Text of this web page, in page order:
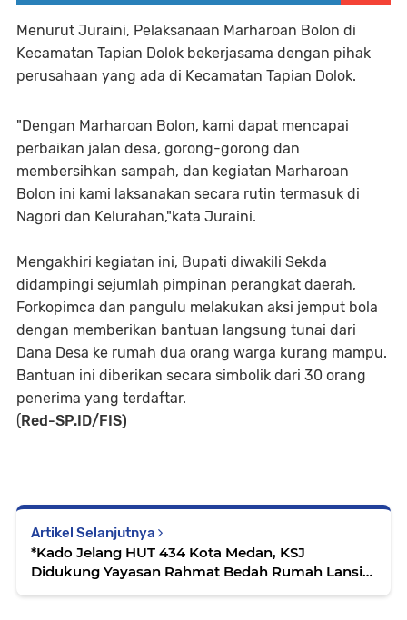
Menurut Juraini, Pelaksanaan Marharoan Bolon di
Kecamatan Tapian Dolok bekerjasama dengan pihak
perusahaan yang ada di Kecamatan Tapian Dolok.
"Dengan Marharoan Bolon, kami dapat mencapai
perbaikan jalan desa, gorong-gorong dan
membersihkan sampah, dan kegiatan Marharoan
Bolon ini kami laksanakan secara rutin termasuk di
Nagori dan Kelurahan,"kata Juraini.
Mengakhiri kegiatan ini, Bupati diwakili Sekda
didampingi sejumlah pimpinan perangkat daerah,
Forkopimca dan pangulu melakukan aksi jemput bola
dengan memberikan bantuan langsung tunai dari
Dana Desa ke rumah dua orang warga kurang mampu.
Bantuan ini diberikan secara simbolik dari 30 orang
penerima yang terdaftar.
(Red-SP.ID/FIS)
Artikel Selanjutnya
*Kado Jelang HUT 434 Kota Medan, KSJ
Didukung Yayasan Rahmat Bedah Rumah Lansia